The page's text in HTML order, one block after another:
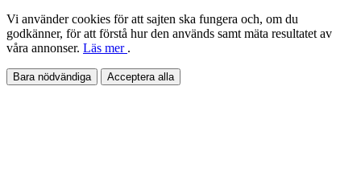
Vi använder cookies för att sajten ska fungera och, om du
godkänner, för att förstå hur den används samt mäta resultatet av
våra annonser. Läs mer .
Bara nödvändiga Acceptera alla